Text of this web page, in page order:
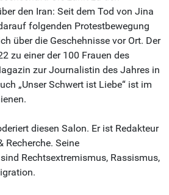
den Iran: Seit dem Tod von Jina
folgenden Protestbewegung
über die Geschehnisse vor Ort. Der
zu einer der 100 Frauen des
zur Journalistin des Jahres in
„Unser Schwert ist Liebe“ ist im
diesen Salon. Er ist Redakteur
Recherche. Seine
Rechtsextremismus, Rassismus,